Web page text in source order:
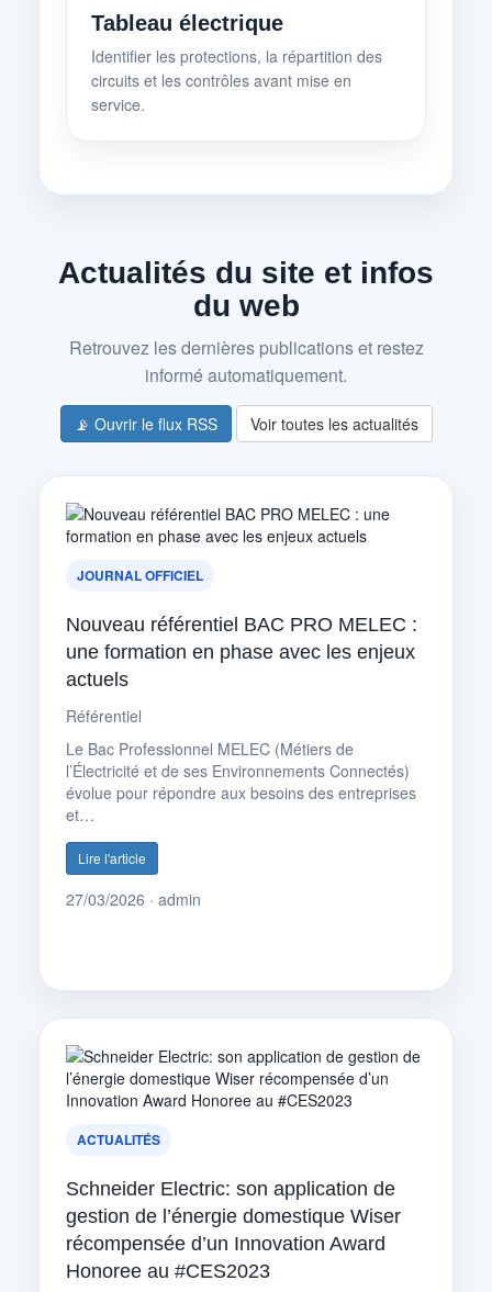
Tableau électrique
Identifier les protections, la répartition des
circuits et les contrôles avant mise en
service.
Actualités du site et infos
du web
Retrouvez les dernières publications et restez
informé automatiquement.
📡 Ouvrir le flux RSS Voir toutes les actualités
JOURNAL OFFICIEL
Nouveau référentiel BAC PRO MELEC :
une formation en phase avec les enjeux
actuels
Référentiel
Le Bac Professionnel MELEC (Métiers de
l’Électricité et de ses Environnements Connectés)
évolue pour répondre aux besoins des entreprises
et…
Lire l'article
27/03/2026 · admin
ACTUALITÉS
Schneider Electric: son application de
gestion de l’énergie domestique Wiser
récompensée d’un Innovation Award
Honoree au #CES2023